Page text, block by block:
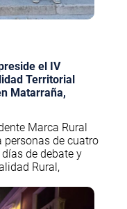
el IV
Territorial
Matarraña,
Marca Rural
personas de cuatro
de debate y
Rural,